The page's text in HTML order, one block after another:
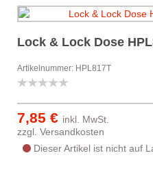
Lock & Lock Dose
Artikelnummer: HPL817T
7,85 € inkl. MwSt.
zzgl. Versandkosten
Dieser Artikel ist nicht auf